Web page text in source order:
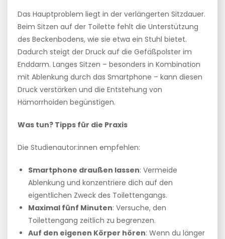
Das Hauptproblem liegt in der verlängerten Sitzdauer.
Beim Sitzen auf der Toilette fehlt die Unterstützung
des Beckenbodens, wie sie etwa ein Stuhl bietet.
Dadurch steigt der Druck auf die Gefäßpolster im
Enddarm. Langes Sitzen – besonders in Kombination
mit Ablenkung durch das Smartphone – kann diesen
Druck verstärken und die Entstehung von
Hämorrhoiden begünstigen.
Was tun? Tipps für die Praxis
Die Studienautor:innen empfehlen:
Smartphone draußen lassen: Vermeide
Ablenkung und konzentriere dich auf den
eigentlichen Zweck des Toilettengangs.
Maximal fünf Minuten: Versuche, den
Toilettengang zeitlich zu begrenzen.
Auf den eigenen Körper hören: Wenn du länger